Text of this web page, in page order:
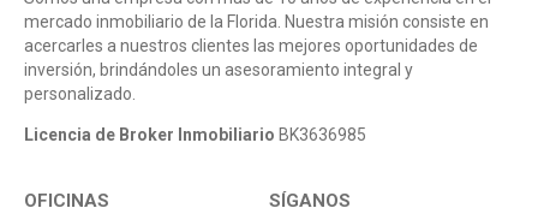
mercado inmobiliario de la Florida. Nuestra misión consiste en
acercarles a nuestros clientes las mejores oportunidades de
inversión, brindándoles un asesoramiento integral y
personalizado.
Licencia de Broker Inmobiliario BK3636985
OFICINAS SÍGANOS